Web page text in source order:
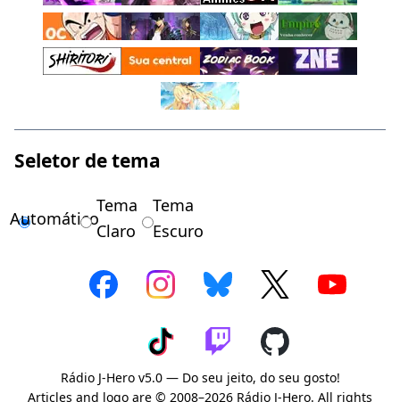
Seletor de tema
Automático
Tema
Claro
Tema
Escuro
Rádio J-Hero v5.0 — Do seu jeito, do seu gosto!
Articles and logo are © 2008–2026 Rádio J-Hero. All rights